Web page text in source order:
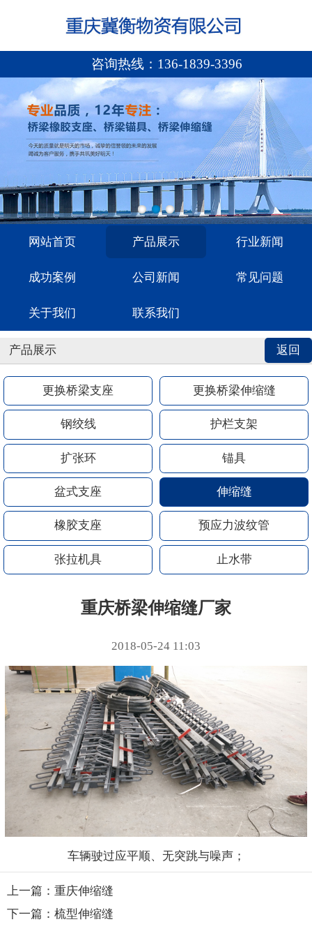
咨询热线： 136-1839-3396
网站首页 产品展示 行业新闻
成功案例 公司新闻 常见问题
关于我们 联系我们
返回
产品展示
更换桥梁支座 更换桥梁伸缩缝
钢绞线 护栏支架
扩张环 锚具
盆式支座 伸缩缝
橡胶支座 预应力波纹管
张拉机具 止水带
重庆桥梁伸缩缝厂家
2018-05-24 11:03
车辆驶过应平顺、无突跳与噪声；
上一篇：重庆伸缩缝
下一篇：梳型伸缩缝